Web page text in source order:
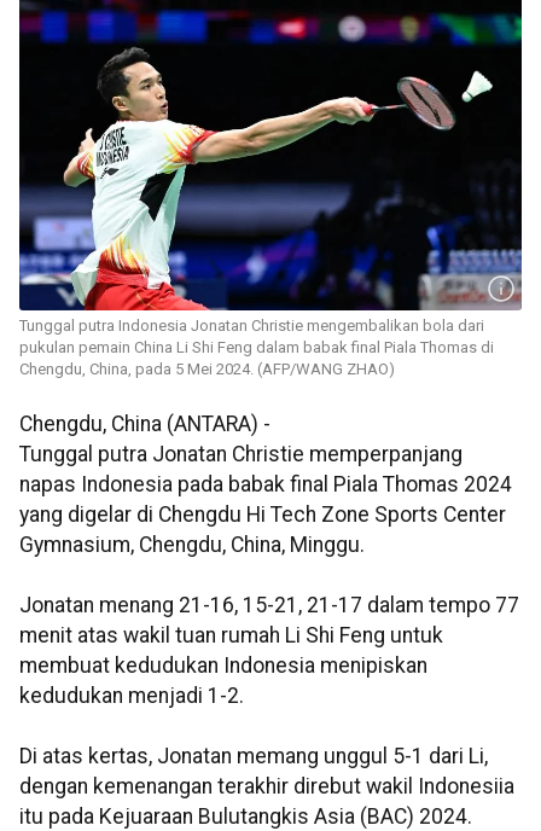
Tunggal putra Indonesia Jonatan Christie mengembalikan bola dari
pukulan pemain China Li Shi Feng dalam babak final Piala Thomas di
Chengdu, China, pada 5 Mei 2024. (AFP/WANG ZHAO)
Chengdu, China (ANTARA) -
Tunggal putra Jonatan Christie memperpanjang
napas Indonesia pada babak final Piala Thomas 2024
yang digelar di Chengdu Hi Tech Zone Sports Center
Gymnasium, Chengdu, China, Minggu.
Jonatan menang 21-16, 15-21, 21-17 dalam tempo 77
menit atas wakil tuan rumah Li Shi Feng untuk
membuat kedudukan Indonesia menipiskan
kedudukan menjadi 1-2.
Di atas kertas, Jonatan memang unggul 5-1 dari Li,
dengan kemenangan terakhir direbut wakil Indonesiia
itu pada Kejuaraan Bulutangkis Asia (BAC) 2024.